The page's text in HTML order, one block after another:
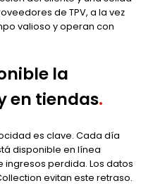
de TPV, a la vez
valioso y operan con
la
en tiendas.
es clave. Cada día
disponible en línea
perdida. Los datos
evitan este retraso.